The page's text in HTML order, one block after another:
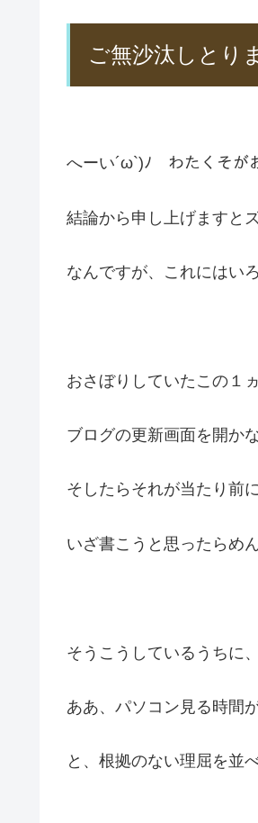
ご無沙汰しとり
へーい´ω`)ﾉ わたくそが
結論から申し上げますと
なんですが、これにはい
おさぼりしていたこの１
ブログの更新画面を開か
そしたらそれが当たり前
いざ書こうと思ったらめ
そうこうしているうちに
ああ、パソコン見る時間
と、根拠のない理屈を並